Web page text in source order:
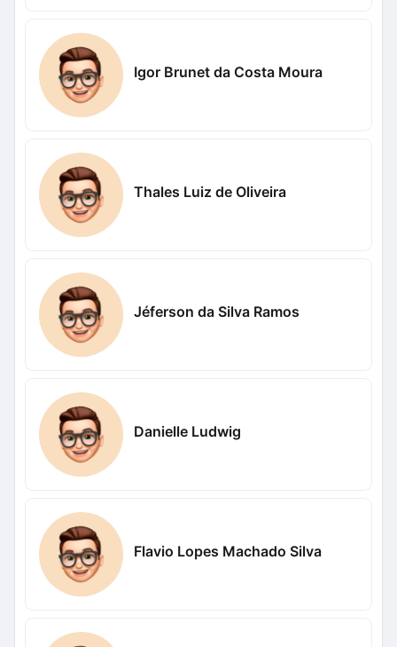
Igor Brunet da Costa Moura
Thales Luiz de Oliveira
Jéferson da Silva Ramos
Danielle Ludwig
Flavio Lopes Machado Silva